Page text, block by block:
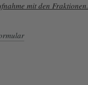
mit den Fraktionen.